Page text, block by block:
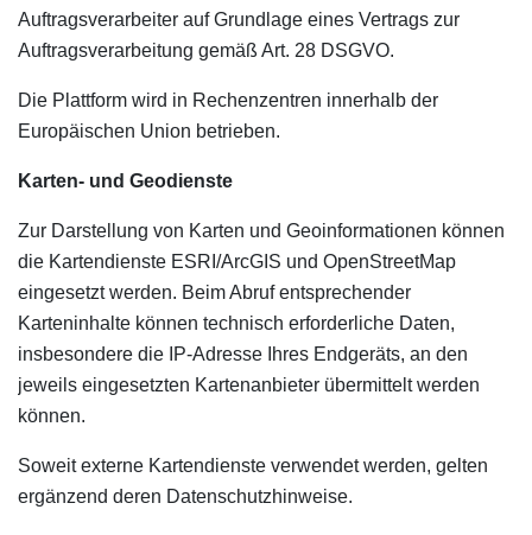
Auftragsverarbeiter auf Grundlage eines Vertrags zur
Auftragsverarbeitung gemäß Art. 28 DSGVO.
Die Plattform wird in Rechenzentren innerhalb der
Europäischen Union betrieben.
Karten- und Geodienste
Zur Darstellung von Karten und Geoinformationen können
die Kartendienste ESRI/ArcGIS und OpenStreetMap
eingesetzt werden. Beim Abruf entsprechender
Karteninhalte können technisch erforderliche Daten,
insbesondere die IP-Adresse Ihres Endgeräts, an den
jeweils eingesetzten Kartenanbieter übermittelt werden
können.
Soweit externe Kartendienste verwendet werden, gelten
ergänzend deren Datenschutzhinweise.